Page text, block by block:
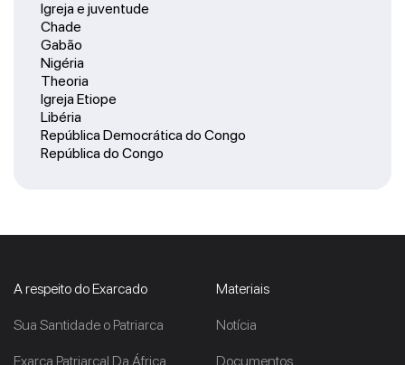
Igreja e juventude
Chade
Gabão
Nigéria
Theoria
Igreja Etiope
Libéria
República Democrática do Congo
República do Congo
A respeito do Exarcado
Sua Santidade o Patriarca
Exarca Patriarcal Da África
Materiais
Notícia
Documentos